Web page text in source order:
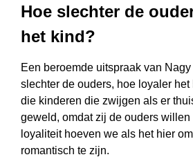
Hoe slechter de
het kind?
Een beroemde uitspraak van
slechter de ouders, hoe loyaler het
die kinderen die zwijgen als er
geweld, omdat zij de ouders willen
loyaliteit hoeven we als het hier
romantisch te zijn.